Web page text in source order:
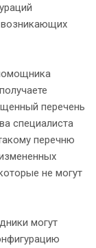
возникающих
перечень
специалиста
перечню
не могут
могут